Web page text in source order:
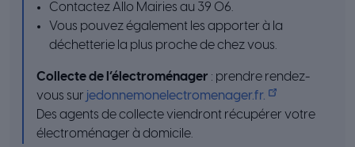
Contactez Allo Mairies au 39 06.
Vous pouvez également les apporter à la
déchetterie la plus proche de chez vous.
Collecte de l’électroménager : prendre rendez-
vous sur jedonnemonelectromenager.fr.
Des agents de collecte viendront récupérer votre
électroménager à domicile.